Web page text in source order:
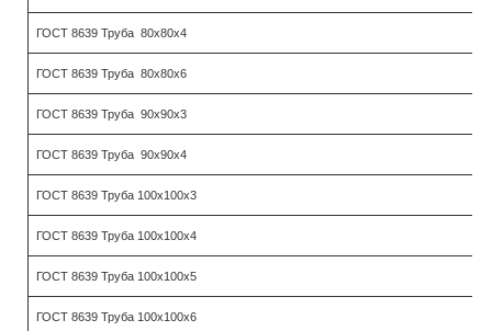
ГОСТ 8639 Труба 80х80х4
ГОСТ 8639 Труба 80х80х6
ГОСТ 8639 Труба 90х90х3
ГОСТ 8639 Труба 90х90х4
ГОСТ 8639 Труба 100х100х3
ГОСТ 8639 Труба 100х100х4
ГОСТ 8639 Труба 100х100х5
ГОСТ 8639 Труба 100х100х6